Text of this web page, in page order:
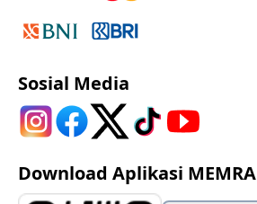
Sosial Media
Download Aplikasi MEMRA